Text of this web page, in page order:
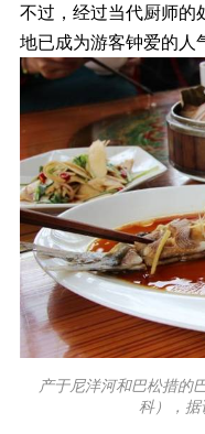
不过，经过当代厨师的
地已成为游客钟爱的人
产于尼洋河和巴松措的
科），据